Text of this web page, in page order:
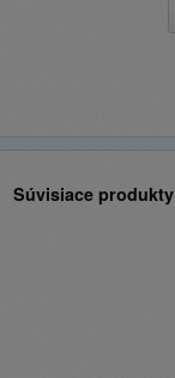
Súvisiace produkty